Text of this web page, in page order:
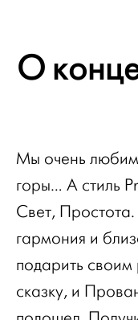
О
Мы очень
горы… А стиль
Свет, Простота.
гармония и
подарить своим
сказку, и